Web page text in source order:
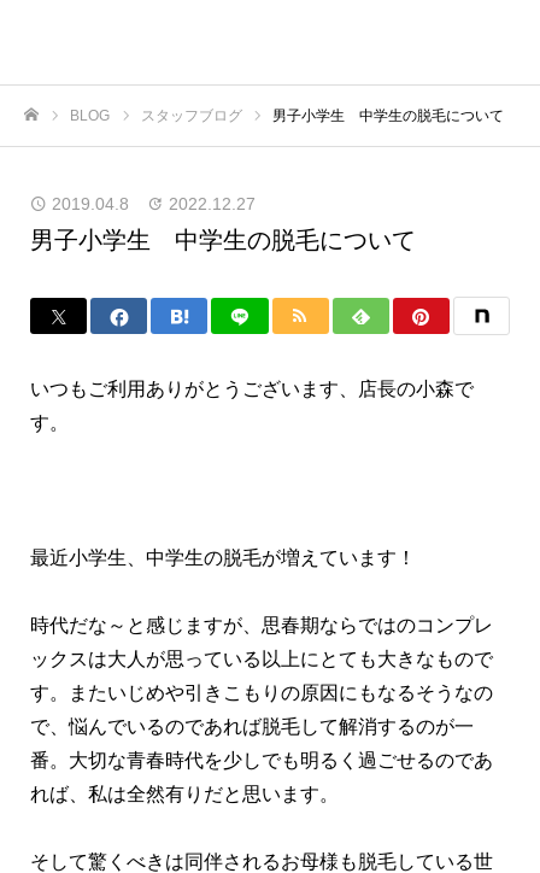
BLOG スタッフブログ 男子小学生 中学生の脱毛について
2019.04.8 2022.12.27
男子小学生 中学生の脱毛について
いつもご利用ありがとうございます、店長の小森で
す。
最近小学生、中学生の脱毛が増えています！
時代だな～と感じますが、思春期ならではのコンプレ
ックスは大人が思っている以上にとても大きなもので
す。またいじめや引きこもりの原因にもなるそうなの
で、悩んでいるのであれば脱毛して解消するのが一
番。大切な青春時代を少しでも明るく過ごせるのであ
れば、私は全然有りだと思います。
そして驚くべきは同伴されるお母様も脱毛している世